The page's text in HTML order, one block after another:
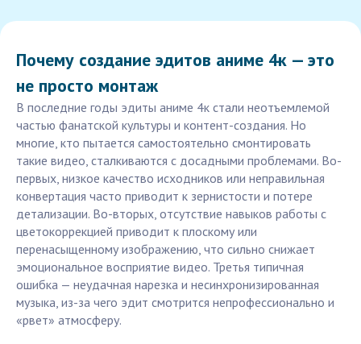
Почему создание эдитов аниме 4к — это
не просто монтаж
В последние годы эдиты аниме 4к стали неотъемлемой
частью фанатской культуры и контент-создания. Но
многие, кто пытается самостоятельно смонтировать
такие видео, сталкиваются с досадными проблемами. Во-
первых, низкое качество исходников или неправильная
конвертация часто приводит к зернистости и потере
детализации. Во-вторых, отсутствие навыков работы с
цветокоррекцией приводит к плоскому или
перенасыщенному изображению, что сильно снижает
эмоциональное восприятие видео. Третья типичная
ошибка — неудачная нарезка и несинхронизированная
музыка, из-за чего эдит смотрится непрофессионально и
«рвет» атмосферу.